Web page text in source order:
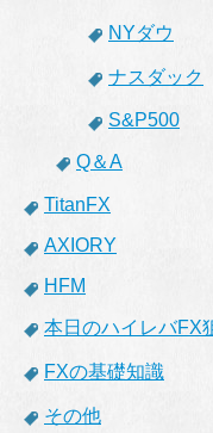
NYダウ
ナスダック
S&P500
Q＆A
TitanFX
AXIORY
HFM
本日のハイレバFX
FXの基礎知識
その他